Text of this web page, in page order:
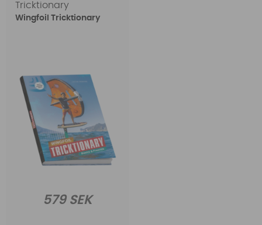
Tricktionary
Wingfoil Tricktionary
579 SEK